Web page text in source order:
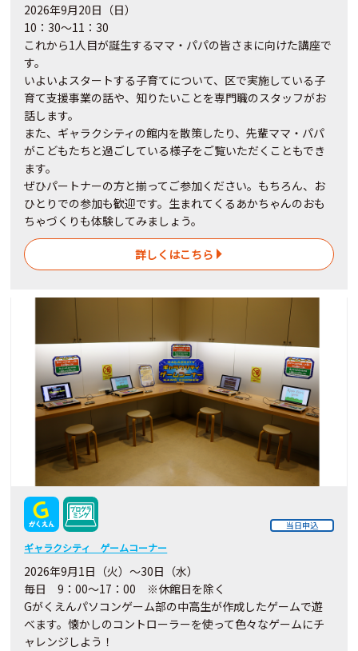
2026年9月20日（日）
10：30～11：30
これから1人目が誕生するママ・パパの皆さまに向けた講座で
す。
いよいよスタートする子育てについて、区で実施している子
育て支援事業の話や、知りたいことを専門職のスタッフがお
話します。
また、ギャラクシティの館内を散策したり、先輩ママ・パパ
がこどもたちと過ごしている様子をご覧いただくこともでき
ます。
ぜひパートナーの方と揃ってご参加ください。もちろん、お
ひとりでの参加も歓迎です。生まれてくるあかちゃんのおも
ちゃづくりも体験してみましょう。
詳しくはこちら
当日申込
ギャラクシティ ゲームコーナー
2026年9月1日（火）～30日（水）
毎日 9：00～17：00 ※休館日を除く
Gがくえんパソコンゲーム部の中高生が作成したゲームで遊
べます。懐かしのコントローラーを使って色々なゲームにチ
ャレンジしよう！